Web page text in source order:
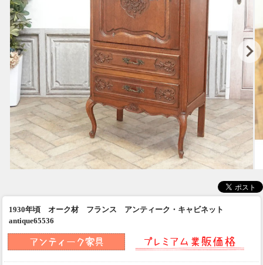
1930年頃 オーク材 フランス アンティーク・キャビネット
antique65536